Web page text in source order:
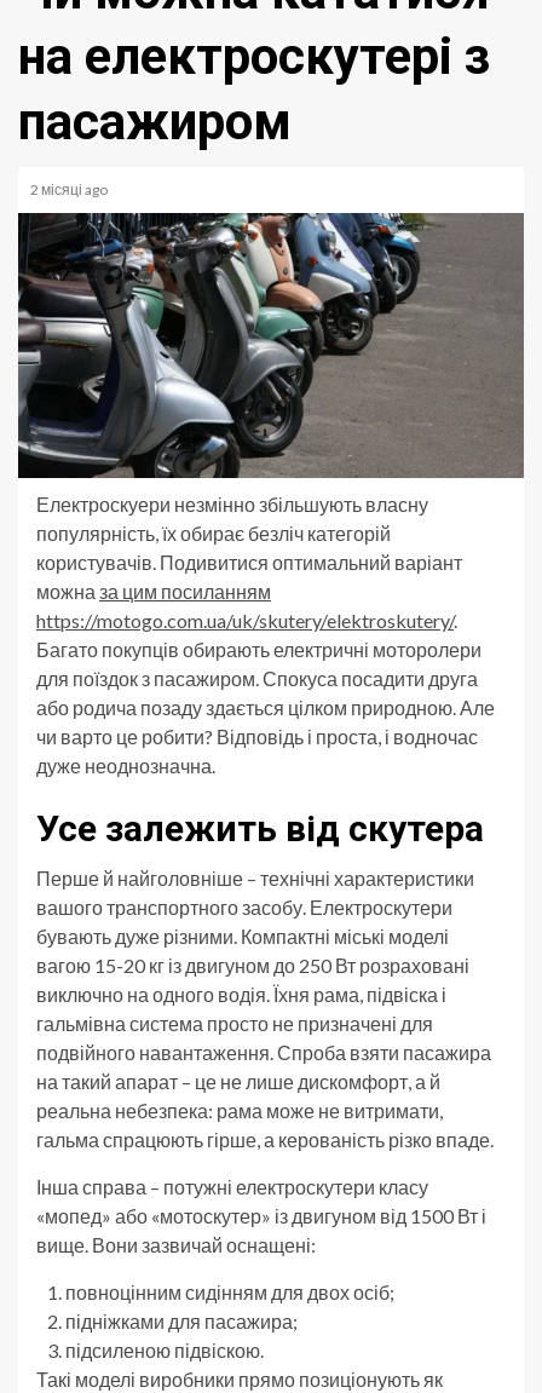
на електроскутері з
пасажиром
2 місяці ago
Електроскуери незмінно збільшують власну
популярність, їх обирає безліч категорій
користувачів. Подивитися оптимальний варіант
можна за цим посиланням
https://motogo.com.ua/uk/skutery/elektroskutery/.
Багато покупців обирають електричні моторолери
для поїздок з пасажиром. Спокуса посадити друга
або родича позаду здається цілком природною. Але
чи варто це робити? Відповідь і проста, і водночас
дуже неоднозначна.
Усе залежить від скутера
Перше й найголовніше – технічні характеристики
вашого транспортного засобу. Електроскутери
бувають дуже різними. Компактні міські моделі
вагою 15-20 кг із двигуном до 250 Вт розраховані
виключно на одного водія. Їхня рама, підвіска і
гальмівна система просто не призначені для
подвійного навантаження. Спроба взяти пасажира
на такий апарат – це не лише дискомфорт, а й
реальна небезпека: рама може не витримати,
гальма спрацюють гірше, а керованість різко впаде.
Інша справа – потужні електроскутери класу
«мопед» або «мотоскутер» із двигуном від 1500 Вт і
вище. Вони зазвичай оснащені:
повноцінним сидінням для двох осіб;
підніжками для пасажира;
підсиленою підвіскою.
Такі моделі виробники прямо позиціонують як